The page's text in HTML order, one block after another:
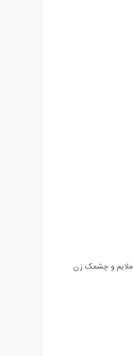
حالت های مختلف: پرنور ، نور ملایم و چشمک زن